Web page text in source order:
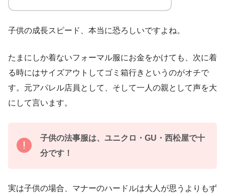
子供の成長スピード、本当に恐ろしいですよね。
たまにしか着ないフォーマル服にお金をかけても、次に着
る時にはサイズアウトしてゴミ箱行きというのがオチで
す。元アパレル店員として、そして一人の親として声を大
にして言います。
子供の法事服は、ユニクロ・GU・西松屋で十
分です！
実は子供の場合、マナーのハードルは大人が思うよりもず